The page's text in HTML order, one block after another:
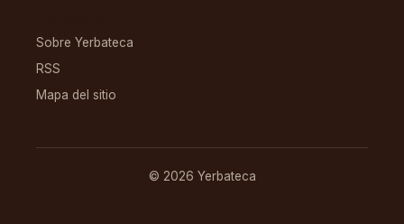
Sobre Yerbateca
RSS
Mapa del sitio
© 2026 Yerbateca